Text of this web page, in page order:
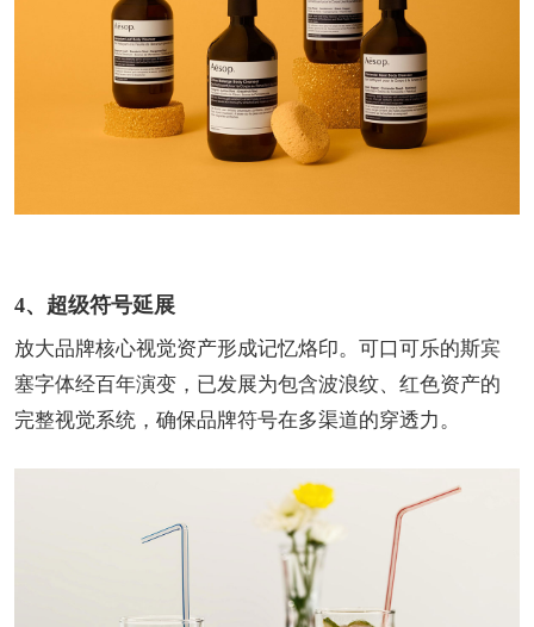
4、超级符号延展
放大品牌核心视觉资产形成记忆烙印。可口可乐的斯宾
塞字体经百年演变，已发展为包含波浪纹、红色资产的
完整视觉系统，确保品牌符号在多渠道的穿透力。